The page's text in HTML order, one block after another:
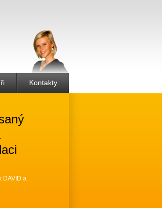
Kontakty
DAVID a